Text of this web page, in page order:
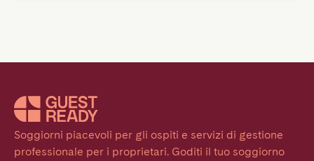
Soggiorni piacevoli per gli ospiti e servizi di gestione
professionale per i proprietari. Goditi il tuo soggiorno